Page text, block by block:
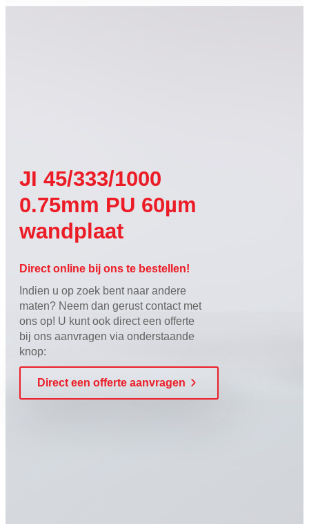
JI 45/333/1000
0.75mm PU 60µm
wandplaat
Direct online bij ons te bestellen!
Indien u op zoek bent naar andere
maten? Neem dan gerust contact met
ons op! U kunt ook direct een offerte
bij ons aanvragen via onderstaande
knop:
Direct een offerte aanvragen